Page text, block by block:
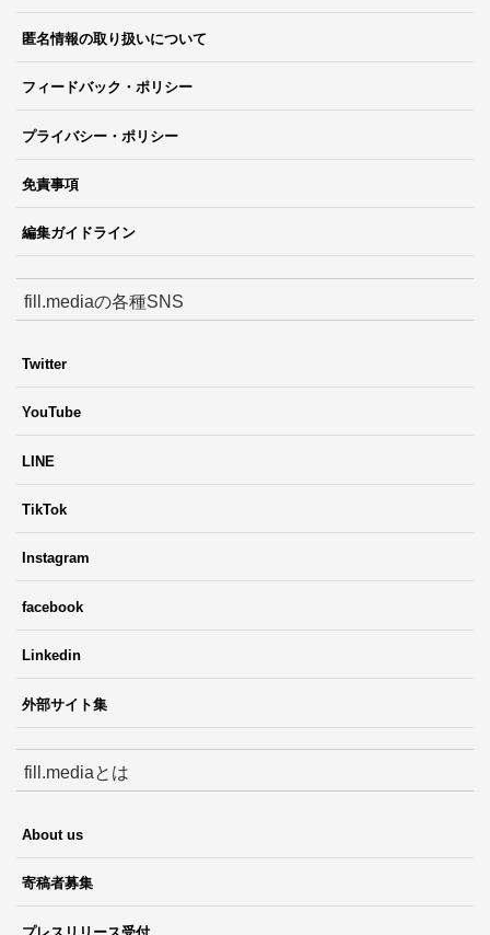
匿名情報の取り扱いについて
フィードバック・ポリシー
プライバシー・ポリシー
免責事項
編集ガイドライン
fill.mediaの各種SNS
Twitter
YouTube
LINE
TikTok
Instagram
facebook
Linkedin
外部サイト集
fill.mediaとは
About us
寄稿者募集